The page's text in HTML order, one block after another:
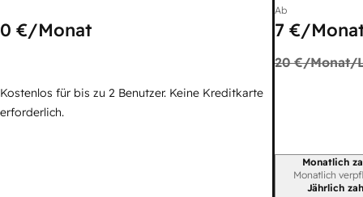
0 €/Monat
Kostenlos für bis zu 2 Benutzer. Keine Kreditkarte
erforderlich.
Ab
7 €/
20 €/Monat/
Monatlich
Monatlich
Jährlich